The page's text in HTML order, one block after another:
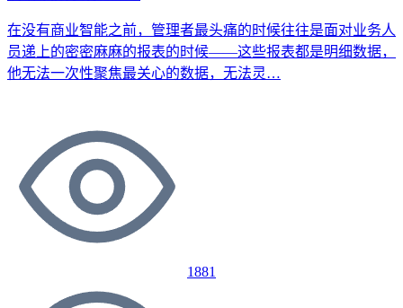
在没有商业智能之前，管理者最头痛的时候往往是面对业务人
员递上的密密麻麻的报表的时候——这些报表都是明细数据，
他无法一次性聚焦最关心的数据，无法灵…
1881